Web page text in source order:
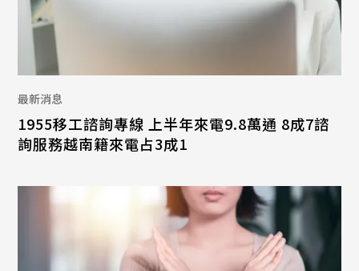
最新消息
1955移工諮詢專線 上半年來電9.8萬通 8成7諮
詢服務越南籍來電占3成1